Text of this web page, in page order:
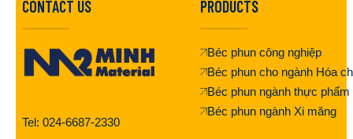
CONTACT US
Tel: 024-6687-2330
PRODUCTS
Béc phun công nghiệp
Béc phun cho ngành Hóa
Béc phun ngành thực phẩm
Béc phun ngành Xi măng